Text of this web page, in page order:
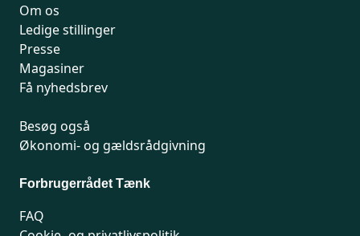
Om os
Ledige stillinger
Presse
Magasiner
Få nyhedsbrev
Besøg også
Økonomi- og gældsrådgivning
Forbrugerrådet Tænk
FAQ